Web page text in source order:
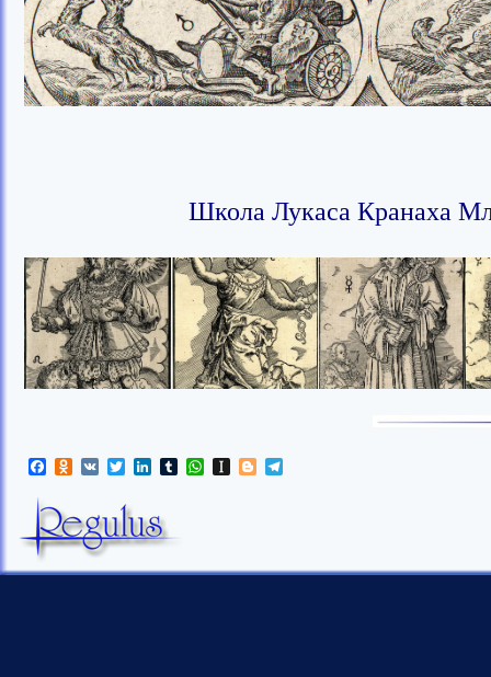
Школа Лукаса Кранаха
Facebook
Odnoklassniki
VK TwitterLinkedIn
TumblrWhatsApp
Instapaper
Blogger